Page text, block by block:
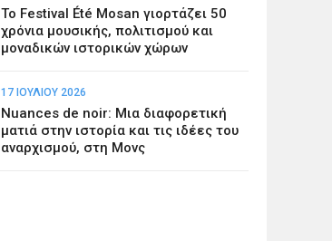
Το Festival Été Mosan γιορτάζει 50
χρόνια μουσικής, πολιτισμού και
μοναδικών ιστορικών χώρων
17 ΙΟΥΛΊΟΥ 2026
Nuances de noir: Μια διαφορετική
ματιά στην ιστορία και τις ιδέες του
αναρχισμού, στη Μονς